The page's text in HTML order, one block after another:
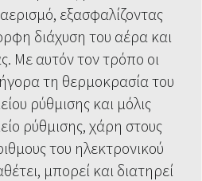
εξασφαλίζοντας
διάχυση του αέρα και
Με αυτόν τον τρόπο οι
τη θερμοκρασία του
ρύθμισης και μόλις
ρύθμισης, χάρη στους
του ηλεκτρονικού
μπορεί και διατηρεί